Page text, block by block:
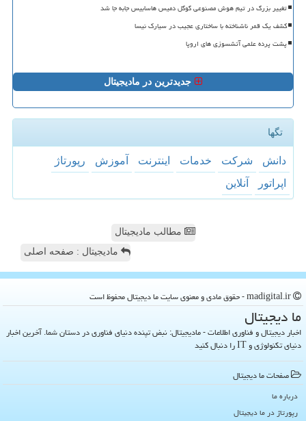
تغییر بزرگ در تیم هوش مصنوعی گوگل دمیس هاسابیس جابه جا شد
کشف یک قمر ناشناخته با ساختاری عجیب در سیارک نیسا
پشت پرده علمی آتشسوزی های اروپا
جدیدترین در مادیجیتال
تگها
دانش شركت خدمات اینترنت آموزش
رپورتاژ
اپراتور
آنلاین
مطالب مادیجیتال
مادیجیتال : صفحه اصلی
ما دیجیتال
اخبار دیجیتال و فناوری اطلاعات - مادیجیتال: نبض تپنده دنیای فناوری در دستان شما. آخرین اخبار
دنیای تکنولوژی و IT را دنبال کنید
صفحات ما دیجیتال
درباره ما
رپورتاژ در ما دیجیتال